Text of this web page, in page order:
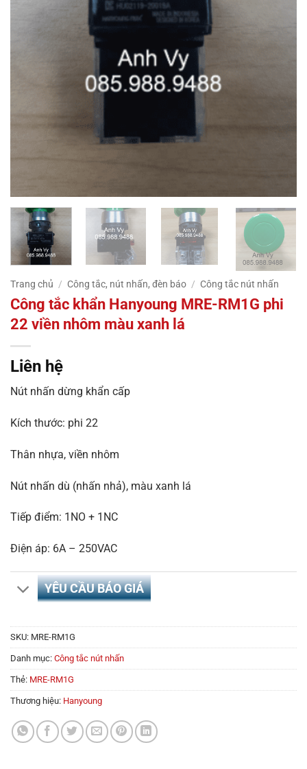
Trang chủ / Công tắc, nút nhấn, đèn báo / Công tắc nút nhấn
Công tắc khẩn Hanyoung MRE-RM1G phi
22 viền nhôm màu xanh lá
Liên hệ
Nút nhấn dừng khẩn cấp
Kích thước: phi 22
Thân nhựa, viền nhôm
Nút nhấn dù (nhấn nhả), màu xanh lá
Tiếp điểm: 1NO + 1NC
Điện áp: 6A – 250VAC
YÊU CẦU BÁO GIÁ
SKU: MRE-RM1G
Danh mục: Công tắc nút nhấn
Thẻ: MRE-RM1G
Thương hiệu: Hanyoung